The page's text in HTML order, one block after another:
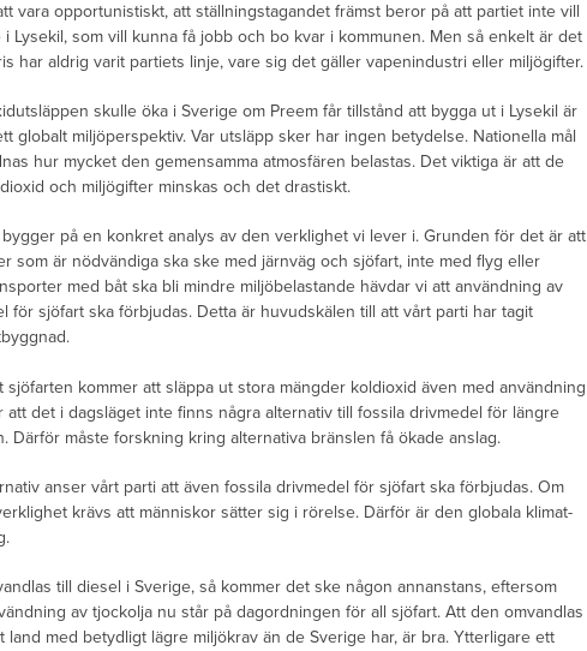
vara opportunistiskt, att ställningstagandet främst beror på att partiet inte vill
Lysekil, som vill kunna få jobb och bo kvar i kommunen. Men så enkelt är det
har aldrig varit partiets linje, vare sig det gäller vapenindustri eller miljögifter.
skulle öka i Sverige om Preem får tillstånd att bygga ut i Lysekil är
globalt miljöperspektiv. Var utsläpp sker har ingen betydelse. Nationella mål
hur mycket den gemensamma atmosfären belastas. Det viktiga är att de
och miljögifter minskas och det drastiskt.
på en konkret analys av den verklighet vi lever i. Grunden för det är att
som är nödvändiga ska ske med järnväg och sjöfart, inte med flyg eller
med båt ska bli mindre miljöbelastande hävdar vi att användning av
för sjöfart ska förbjudas. Detta är huvudskälen till att vårt parti har tagit
sjöfarten kommer att släppa ut stora mängder koldioxid även med användning
att det i dagsläget inte finns några alternativ till fossila drivmedel för längre
Därför måste forskning kring alternativa bränslen få ökade anslag.
anser vårt parti att även fossila drivmedel för sjöfart ska förbjudas. Om
krävs att människor sätter sig i rörelse. Därför är den globala klimat-
till diesel i Sverige, så kommer det ske någon annanstans, eftersom
av tjockolja nu står på dagordningen för all sjöfart. Att den omvandlas
land med betydligt lägre miljökrav än de Sverige har, är bra. Ytterligare ett